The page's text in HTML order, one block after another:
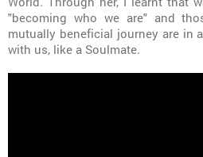
"becoming who we are" and
mutually beneficial journey are in
with us, like a Soulmate.